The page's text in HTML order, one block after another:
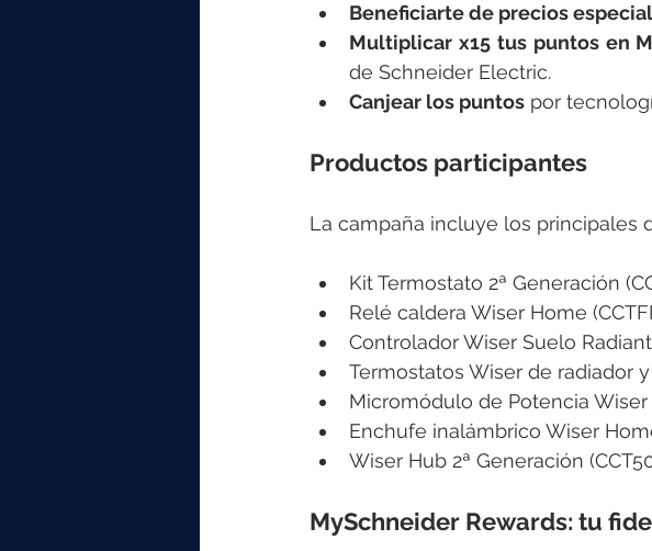
Beneficiarte de precios
Multiplicar x15 tus puntos en
de Schneider Electric.
Canjear los puntos por
Productos participantes
La campaña incluye los principales
Kit Termostato 2ª Generación
Relé caldera Wiser Home
Controlador Wiser Suelo
Termostatos Wiser de radiador y
Micromódulo de Potencia Wiser
Enchufe inalámbrico Wiser
Wiser Hub 2ª Generación
MySchneider Rewards: tu